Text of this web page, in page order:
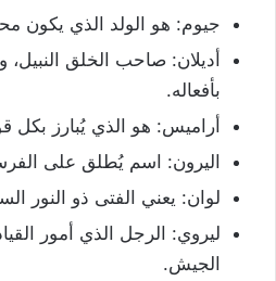
جیوم: هو الولد الذي يكون
أديلان: صاحب الخلق النبيل،
بأفعاله.
أرامیس: هو الذي يُبارز بكل
الیرون: اسم يُطلق على
لوان: يعني الفتى ذو النور
لیروي: الرجل الذي أمور
الجيش.